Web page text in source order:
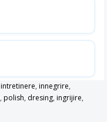
intretinere, innegrire,
, polish, dresing, ingrijire,